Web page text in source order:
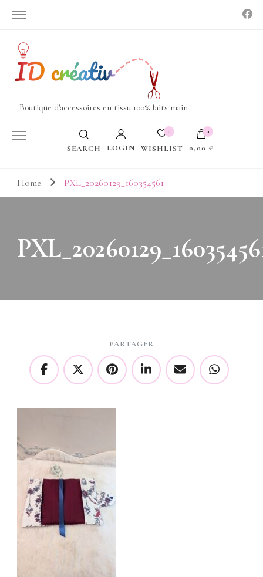
Boutique d'accessoires en tissu 100% faits main
SEARCH LOGIN
0
WISHLIST
0
0,00 €
Votre panier est vide.
Home PXL_20260129_160354561
PARTAGER